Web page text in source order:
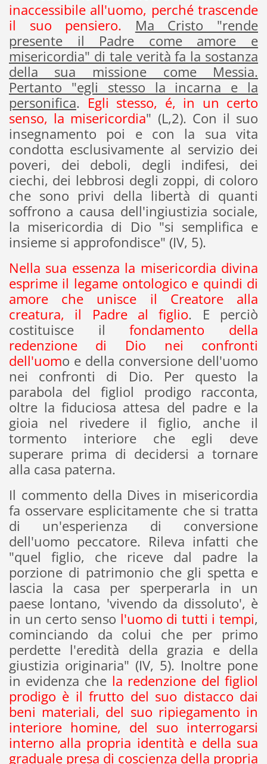
inaccessibile all'uomo, perché trascende
il suo pensiero.
Ma Cristo "rende
presente il Padre come amore e
misericordia" di tale verità fa la sostanza
della sua missione come Messia.
Pertanto "egli stesso la incarna e la
personifica. Egli stesso, é, in un certo
senso, la misericordia" (L,2). Con il suo
insegnamento poi e con la sua vita
condotta esclusivamente al servizio dei
poveri, dei deboli, degli indifesi, dei
ciechi, dei lebbrosi degli zoppi, di coloro
che sono privi della libertà di quanti
soffrono a causa dell'ingiustizia sociale,
la misericordia di Dio "si semplifica e
insieme si approfondisce" (IV, 5).
Nella sua essenza la misericordia divina
esprime il legame ontologico e quindi di
amore che unisce il Creatore alla
creatura, il Padre al figlio. E perciò
costituisce ilfondamento della
redenzione di Dio nei confronti
dell'uomo e della conversione dell'uomo
nei confronti di Dio. Per questo la
parabola del figliol prodigo racconta,
oltre la fiduciosa attesa del padre e la
gioia nel rivedere il figlio, anche il
tormento interiore che egli deve
superare prima di decidersi a tornare
alla casa paterna.
Il commento della Dives in misericordia
fa osservare esplicitamente che si tratta
di un'esperienza di conversione
dell'uomo peccatore. Rileva infatti che
"quel figlio, che riceve dal padre la
porzione di patrimonio che gli spetta e
lascia la casa per sperperarla in un
paese lontano, 'vivendo da dissoluto', è
in un certo senso l'uomo di tutti i tempi,
cominciando da colui che per primo
perdette l'eredità della grazia e della
giustizia originaria" (IV, 5). Inoltre pone
in evidenza che la redenzione del figliol
prodigo è il frutto del suo distacco dai
beni materiali, del suo ripiegamento in
interiore homine, del suo interrogarsi
interno alla propria identità e della sua
graduale presa di coscienza della propria